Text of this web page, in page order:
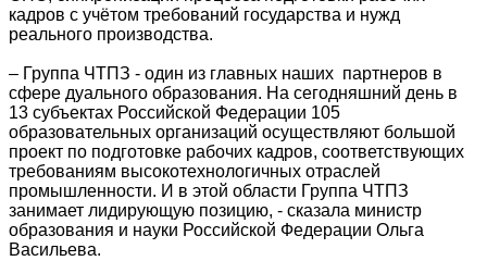
кадров с учётом требований государства и нужд
реального производства.
– Группа ЧТПЗ - один из главных наших партнеров в
сфере дуального образования. На сегодняшний день в
13 субъектах Российской Федерации 105
образовательных организаций осуществляют большой
проект по подготовке рабочих кадров, соответствующих
требованиям высокотехнологичных отраслей
промышленности. И в этой области Группа ЧТПЗ
занимает лидирующую позицию, - сказала министр
образования и науки Российской Федерации Ольга
Васильева.